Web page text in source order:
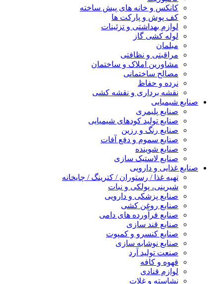
کانکس و خانه های پیش ساخته
کف پوش و پارکت ها
لوازم بهداشتی و تزئینات
لوله کشی گاز
مبلمان
مراقبتی و نظافتی
مشاورین املاک و ساختمان
مصالح ساختمانی
نرده و حفاظ
نقشه برداری و نقشه کشی
صنایع شیمیایی
صنایع پلیمری
صنایع تولید کودهای شیمیایی
صنایع رنگ و رزین
صنایع سموم و دفع آفات
صنایع شوینده
صنایع لاستیک سازی
صنایع غذایی و دارویی
تهیه غذا / رستوران / کترینگ / چایخانه
شیرینی، پولکی و نبات
صنایع پزشکی و دارویی
صنایع روغن کشی
صنایع فرآورده های دامی
صنایع قند سازی
صنایع کنسرو و کمپوت
صنایع نوشابه سازی
صنعت تولید آرد
قهوه و کافه
لوازم قنادی
نشاسته و غلات